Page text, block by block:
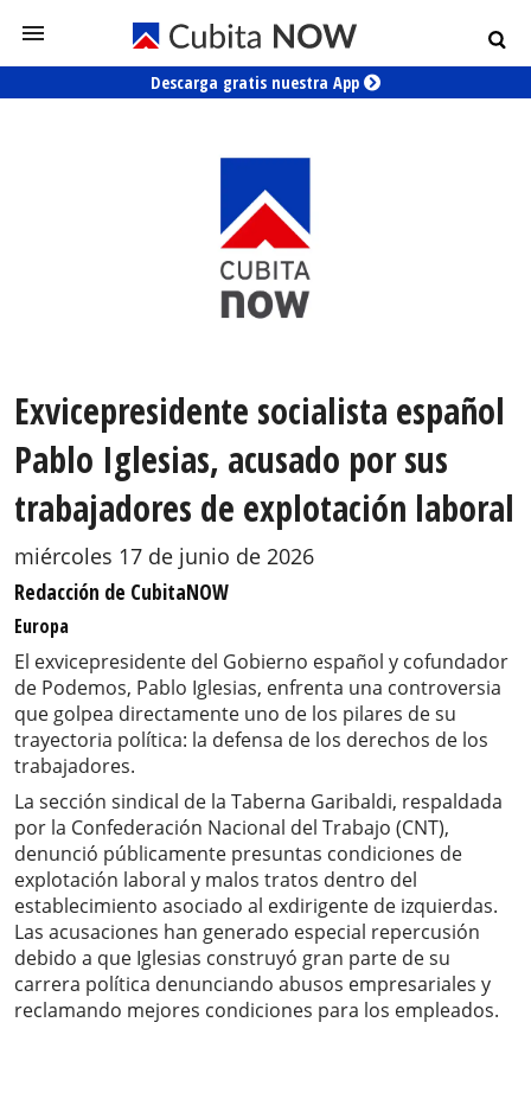
Descarga gratis nuestra App
Exvicepresidente socialista español
Pablo Iglesias, acusado por sus
trabajadores de explotación laboral
miércoles 17 de junio de 2026
Redacción de CubitaNOW
Europa
El exvicepresidente del Gobierno español y cofundador
de Podemos, Pablo Iglesias, enfrenta una controversia
que golpea directamente uno de los pilares de su
trayectoria política: la defensa de los derechos de los
trabajadores.
La sección sindical de la Taberna Garibaldi, respaldada
por la Confederación Nacional del Trabajo (CNT),
denunció públicamente presuntas condiciones de
explotación laboral y malos tratos dentro del
establecimiento asociado al exdirigente de izquierdas.
Las acusaciones han generado especial repercusión
debido a que Iglesias construyó gran parte de su
carrera política denunciando abusos empresariales y
reclamando mejores condiciones para los empleados.